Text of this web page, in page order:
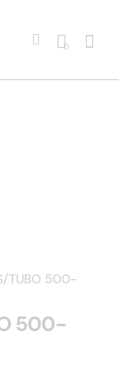
0
TUBO 500-
500-